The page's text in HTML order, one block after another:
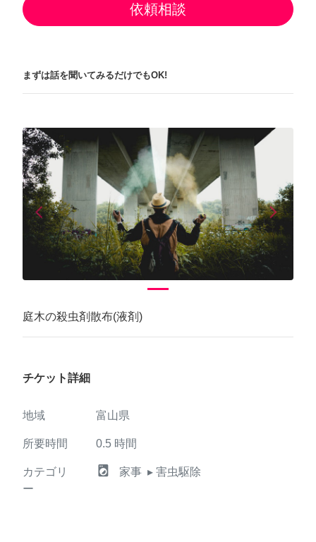
依頼相談
まずは話を聞いてみるだけでもOK!
arrow_back_iosPrevious arrow_forward_iosNext
庭木の殺虫剤散布(液剤)
チケット詳細
地域 富山県
所要時間 0.5 時間
カテゴリ
ー
local_laundry_service 家事 ▸ 害虫駆除